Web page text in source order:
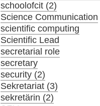
schoolofcit (2)
Science Communication
scientific computing
Scientific Lead
secretarial role
secretary
security (2)
Sekretariat (3)
sekretärin (2)